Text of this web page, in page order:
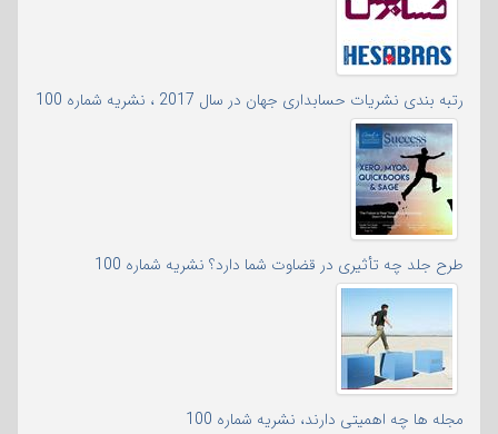
رتبه بندی نشریات حسابداری جهان در سال 2017 ، نشریه شماره 100
طرح جلد چه تأثیری در قضاوت شما دارد؟ نشریه شماره 100
مجله ها چه اهمیتی دارند، نشریه شماره 100